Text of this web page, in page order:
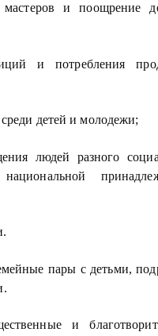
и поощрение
и потребления
детей и молодежи;
людей разного
пары с детьми,
и